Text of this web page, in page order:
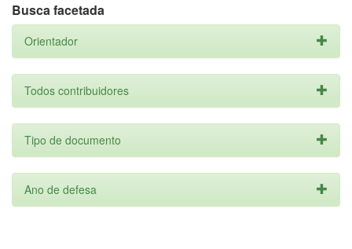
Busca facetada
Orientador
Todos contribuidores
Tipo de documento
Ano de defesa